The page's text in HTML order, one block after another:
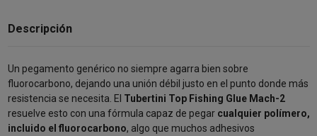
Descripción
Un pegamento genérico no siempre agarra bien sobre
fluorocarbono, dejando una unión débil justo en el punto donde más
resistencia se necesita. El Tubertini Top Fishing Glue Mach-2
resuelve esto con una fórmula capaz de pegar cualquier polímero,
incluido el fluorocarbono, algo que muchos adhesivos